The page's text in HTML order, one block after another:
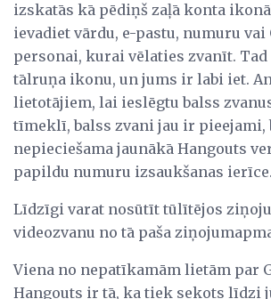
izskatās kā pēdiņš zaļā konta
ievadiet vārdu, e-pastu, numuru vai
personai, kurai vēlaties zvanīt.
tālruņa ikonu, un jums ir labi iet.
lietotājiem, lai ieslēgtu balss
tīmeklī, balss zvani jau ir pieejami,
nepieciešama jaunākā Hangouts
papildu numuru izsaukšanas ierīce.
Līdzīgi varat nosūtīt tūlītējos
videozvanu no tā paša
Viena no nepatīkamām lietām par
Hangouts ir tā, ka tiek sekots līdzi